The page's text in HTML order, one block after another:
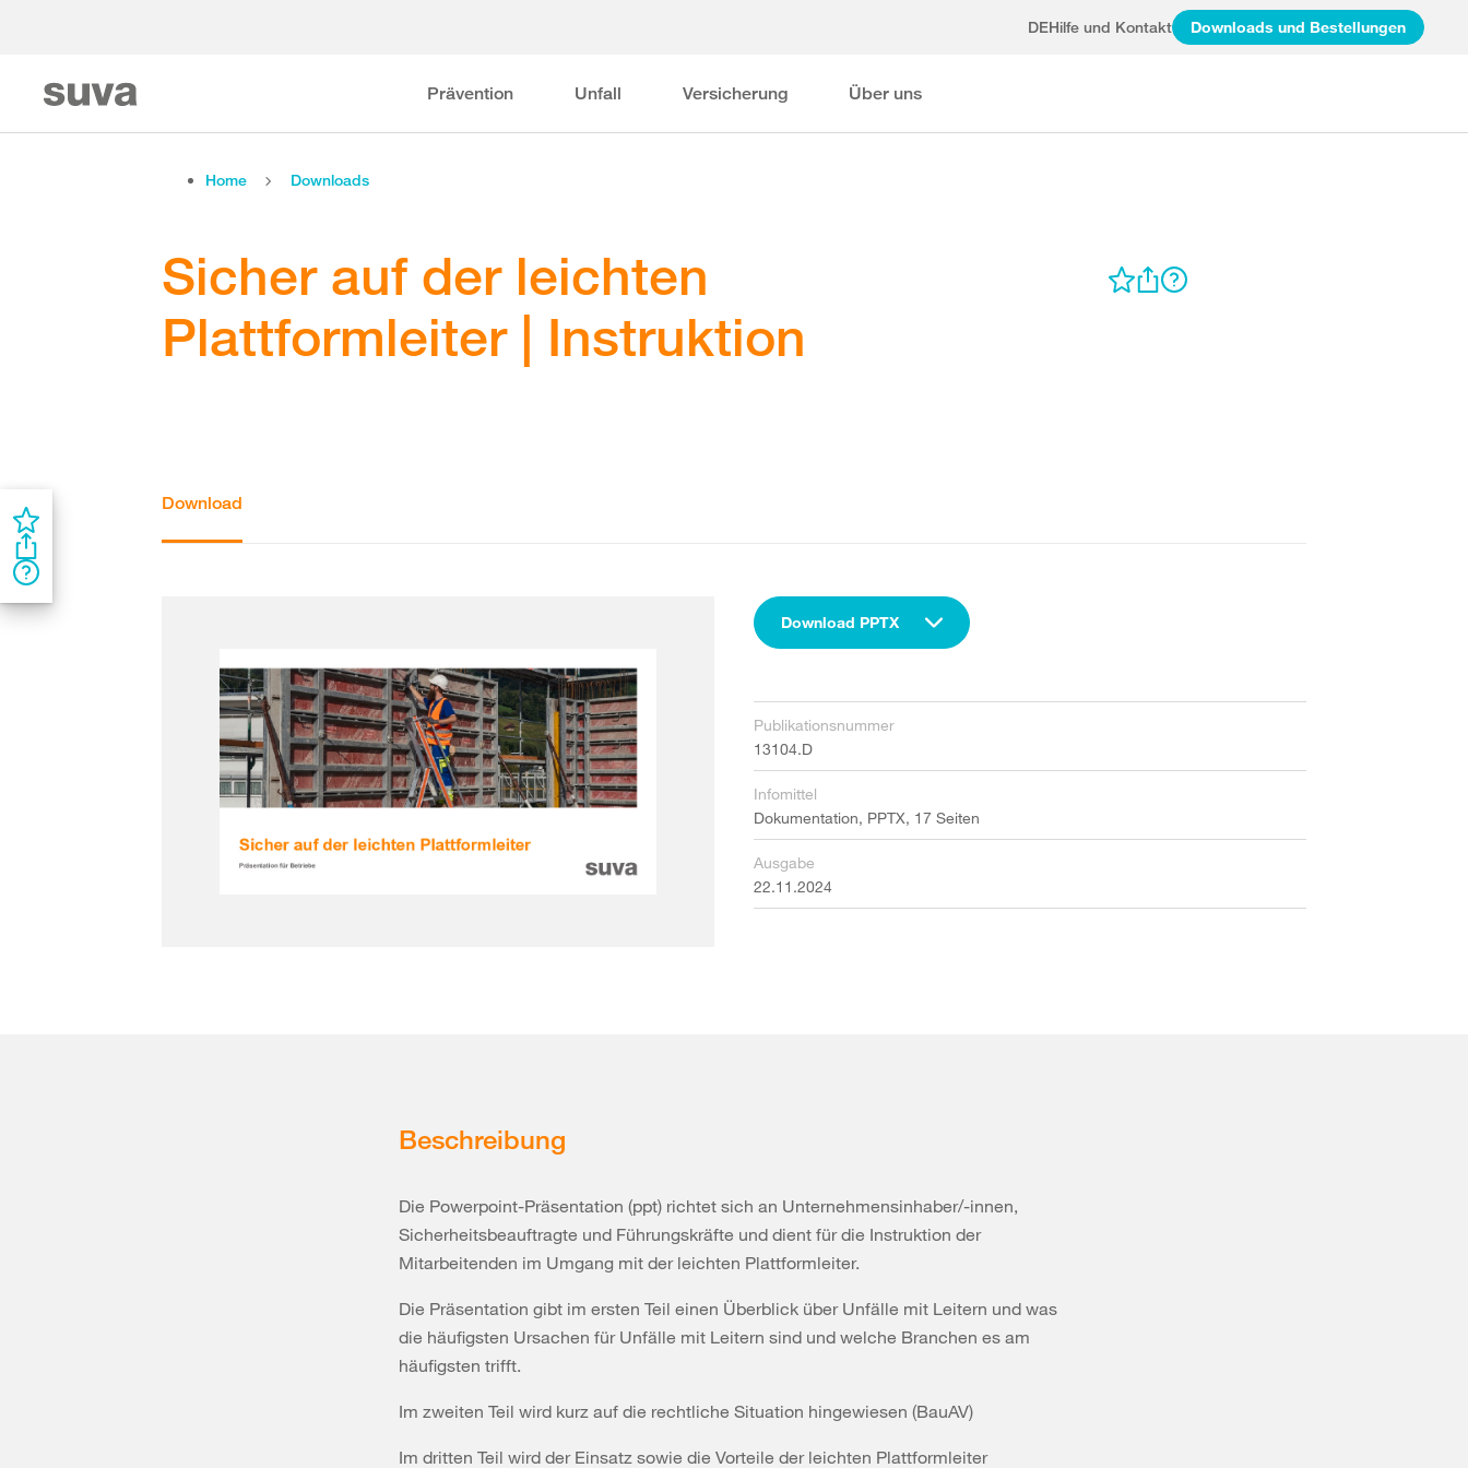
DEHilfe und Kontakt Downloads und Bestellungen
Prävention Unfall Versicherung Über uns
Home Downloads
Sicher auf der leichten
Plattformleiter | Instruktion
Download
Download PPTX
Publikationsnummer
13104.D
Infomittel
Dokumentation, PPTX, 17 Seiten
Ausgabe
22.11.2024
Beschreibung
Die Powerpoint-Präsentation (ppt) richtet sich an Unternehmensinhaber/-innen,
Sicherheitsbeauftragte und Führungskräfte und dient für die Instruktion der
Mitarbeitenden im Umgang mit der leichten Plattformleiter.
Die Präsentation gibt im ersten Teil einen Überblick über Unfälle mit Leitern und was
die häufigsten Ursachen für Unfälle mit Leitern sind und welche Branchen es am
häufigsten trifft.
Im zweiten Teil wird kurz auf die rechtliche Situation hingewiesen (BauAV)
Im dritten Teil wird der Einsatz sowie die Vorteile der leichten Plattformleiter